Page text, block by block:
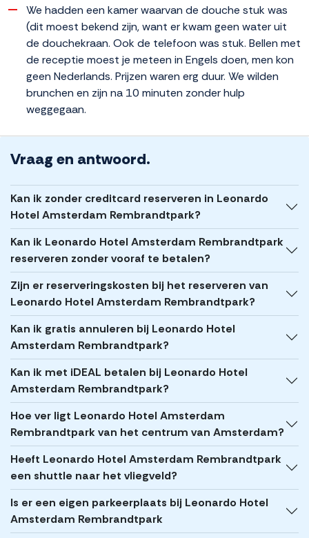
We hadden een kamer waarvan de douche stuk was
(dit moest bekend zijn, want er kwam geen water uit
de douchekraan. Ook de telefoon was stuk. Bellen met
de receptie moest je meteen in Engels doen, men kon
geen Nederlands. Prijzen waren erg duur. We wilden
brunchen en zijn na 10 minuten zonder hulp
weggegaan.
Vraag en antwoord.
Kan ik zonder creditcard reserveren in Leonardo
Hotel Amsterdam Rembrandtpark?
Kan ik Leonardo Hotel Amsterdam Rembrandtpark
reserveren zonder vooraf te betalen?
Zijn er reserveringskosten bij het reserveren van
Leonardo Hotel Amsterdam Rembrandtpark?
Kan ik gratis annuleren bij Leonardo Hotel
Amsterdam Rembrandtpark?
Kan ik met iDEAL betalen bij Leonardo Hotel
Amsterdam Rembrandtpark?
Hoe ver ligt Leonardo Hotel Amsterdam
Rembrandtpark van het centrum van Amsterdam?
Heeft Leonardo Hotel Amsterdam Rembrandtpark
een shuttle naar het vliegveld?
Is er een eigen parkeerplaats bij Leonardo Hotel
Amsterdam Rembrandtpark